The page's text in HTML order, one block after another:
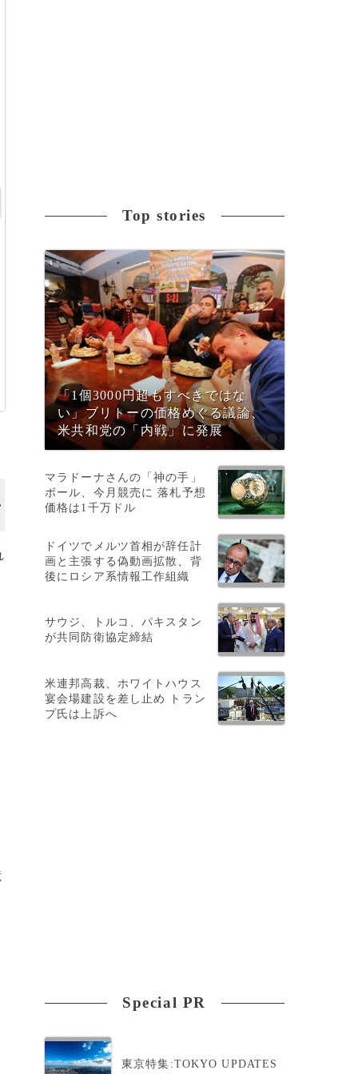
Top stories
「1個3000円超もすべきではな
い」ブリトーの価格めぐる議論、
米共和党の「内戦」に発展
マラドーナさんの「神の手」
ボール、今月競売に 落札予想
価格は1千万ドル
ドイツでメルツ首相が辞任計
画と主張する偽動画拡散、背
後にロシア系情報工作組織
サウジ、トルコ、パキスタン
が共同防衛協定締結
米連邦高裁、ホワイトハウス
宴会場建設を差し止め トラン
プ氏は上訴へ
Special PR
東京特集:TOKYO UPDATES